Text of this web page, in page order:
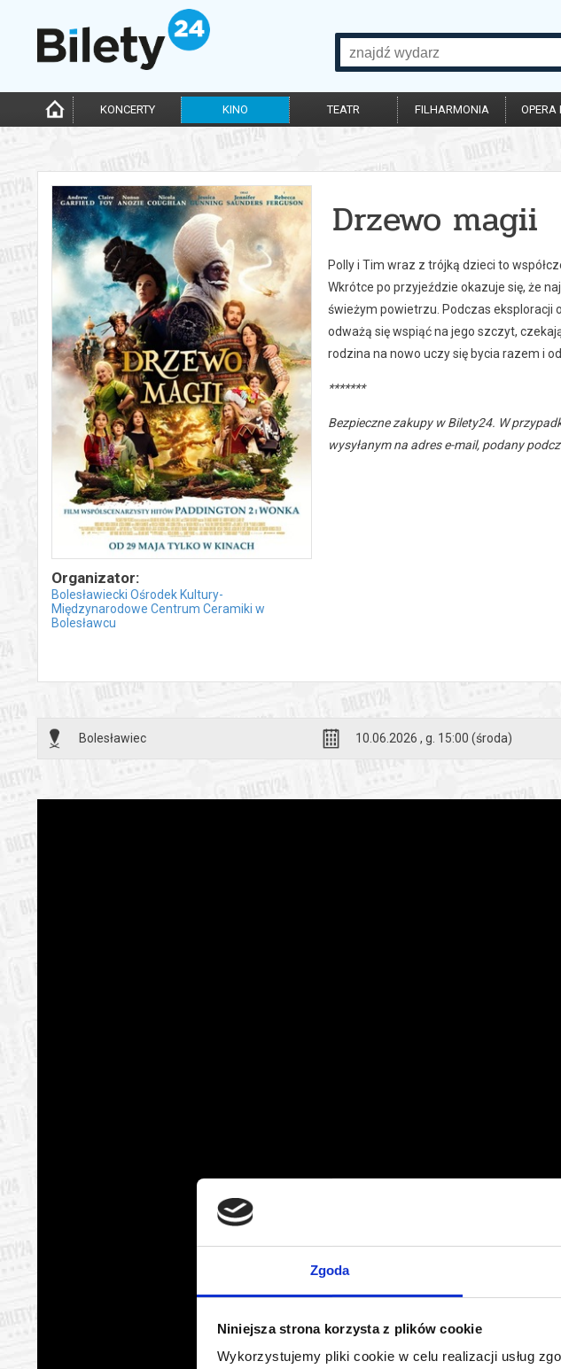
Zgoda
Niniejsza strona korzysta z plików cookie
Wykorzystujemy pliki cookie w celu realizacji usług
KONCERTY KINO TEATR FILHARMONIA OPERA
Organizator:
Bolesławiecki Ośrodek Kultury-
Międzynarodowe Centrum Ceramiki w
Bolesławcu
Drzewo magii
Polly i Tim wraz z trójką dzieci to
Wkrótce po przyjeździe okazuje się, że
świeżym powietrzu. Podczas eksploracji
odważą się wspiąć na jego szczyt,
rodzina na nowo uczy się bycia razem i
*******
Bezpieczne zakupy w Bilety24. W
wysyłanym na adres e-mail, podany
Bolesławiec 10.06.2026 , g. 15:00 (środa)